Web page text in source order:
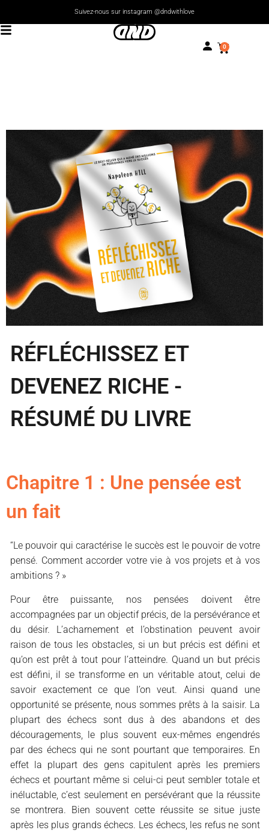
Suivez-nous sur instagram @dndwithlove
0
RÉFLÉCHISSEZ ET
DEVENEZ RICHE -
RÉSUMÉ DU LIVRE
Chapitre 1 : Une pensée est
un fait
“Le pouvoir qui caractérise le succès est le pouvoir de votre
pensé. Comment accorder votre vie à vos projets et à vos
ambitions ? »
Pour être puissante, nos pensées doivent être
accompagnées par un objectif précis, de la persévérance et
du désir. L’acharnement et l’obstination peuvent avoir
raison de tous les obstacles, si un but précis est défini et
qu’on est prêt à tout pour l’atteindre. Quand un but précis
est défini, il se transforme en un véritable atout, celui de
savoir exactement ce que l’on veut. Ainsi quand une
opportunité se présente, nous sommes prêts à la saisir. La
plupart des échecs sont dus à des abandons et des
découragements, le plus souvent eux-mêmes engendrés
par des échecs qui ne sont pourtant que temporaires. En
effet la plupart des gens capitulent après les premiers
échecs et pourtant même si celui-ci peut sembler totale et
inéluctable, c’est seulement en persévérant que la réussite
se montrera. Bien souvent cette réussite se situe juste
après les plus grands échecs. Les échecs, les refus ne sont